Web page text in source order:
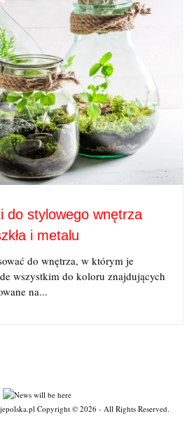
do stylowego wnętrza
i metalu
do wnętrza, w którym je
wszystkim do koloru znajdujących
na...
Copyright © 2026 - All Rights Reserved.